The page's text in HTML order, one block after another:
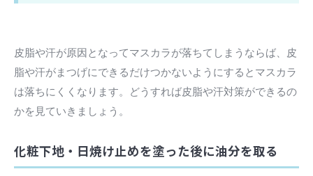
皮脂や汗が原因となってマスカラが落ちてしまうならば、皮
脂や汗がまつげにできるだけつかないようにするとマスカラ
は落ちにくくなります。どうすれば皮脂や汗対策ができるの
かを見ていきましょう。
化粧下地・日焼け止めを塗った後に油分を取る